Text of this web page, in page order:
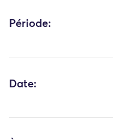
Période:
Date: